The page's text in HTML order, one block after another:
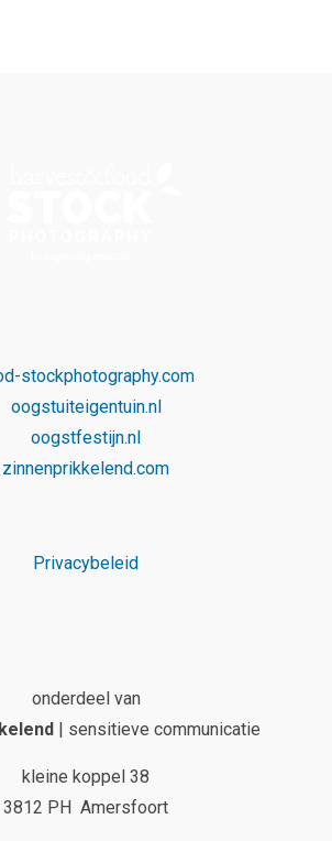
stockphotography.com
oogstuiteigentuin.nl
oogstfestijn.nl
zinnenprikkelend.com
Privacybeleid
onderdeel van
| sensitieve communicatie
kleine koppel 38
3812 PH Amersfoort